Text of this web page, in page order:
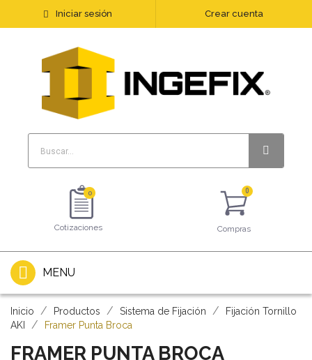
Iniciar sesión Crear cuenta
0
Cotizaciones Compras
MENU
Inicio Productos Sistema de Fijación
Fijación Tornillo
AKI
Framer Punta Broca
FRAMER PUNTA BROCA